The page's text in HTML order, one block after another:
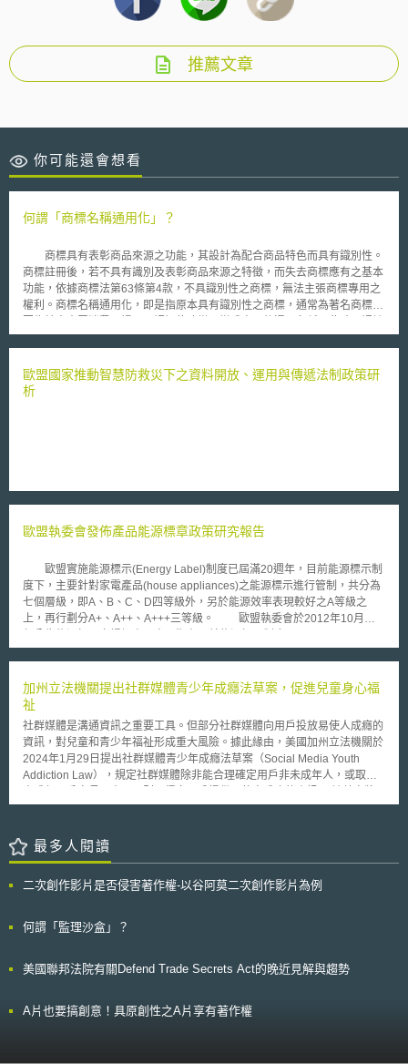
推薦文章
你可能還會想看
何謂「商標名稱通用化」？
商標具有表彰商品來源之功能，其設計為配合商品特色而具有識別性。
商標註冊後，若不具有識別及表彰商品來源之特徵，而失去商標應有之基本
功能，依據商標法第63條第4款，不具識別性之商標，無法主張商標專用之
權利。商標名稱通用化，即是指原本具有識別性之商標，通常為著名商標，
商標失去識別性，失去法律保護。 商標名稱通用化形成之原因不一，
有可能非商標權利人自己故意造成，特別是著名商標，容易流於通用化。例
如，「可樂（cola）」一詞由可口可樂（coca cola）公司率先註冊使用，
源，則表示該商標名稱已不具備商標功能，不受法律保護。
歐盟國家推動智慧防救災下之資料開放、運用與傳遞法制政策研
析
歐盟執委會發佈產品能源標章政策研究報告
歐盟實施能源標示(Energy Label)制度已屆滿20週年，目前能源標示制
度下，主要針對家電產品(house appliances)之能源標示進行管制，共分為
七個層級，即A、B、C、D四等級外，另於能源效率表現較好之A等級之
上，再行劃分A+、A++、A+++三等級。 歐盟執委會於2012年10月下
2010/30/EU)下，探究未來二種可導入的模式: 模式一，導入碳足跡(carbon
性(water eco-toxicity)等四種環境衡量指標；模式二，僅導入碳足跡(carbon
footprint)衡量指標。本研究旨在建立是否上述二種模式能鼓勵消費者採購更
佳環境友善的產品，其次，測試消費者對於不同節能績效產品之採購意願。
本研究報告分為三大面向，第一大面向，檢視當前能源相關標示制度與
資料，分析產品的碳足跡和環保標示。第二大面向，擇定三個市場，進行消
費者質化研究。第三大面向，擇定九個市場並六千名消費者，就消費者之行
為調查。 觀歐洲議會已於2012年底就若干產品之能源標示進行審議，
加州立法機關提出社群媒體青少年成癮法草案，促進兒童身心福
祉
社群媒體是溝通資訊之重要工具。但部分社群媒體向用戶投放易使人成癮的
資訊，對兒童和青少年福祉形成重大風險。據此緣由，美國加州立法機關於
2024年1月29日提出社群媒體青少年成癮法草案（Social Media Youth
Addiction Law），規定社群媒體除非能合理確定用戶非未成年人，或取得
網路或應用程式中，依用戶特徵或習慣，優先顯示的多片段資訊，定義為易
戶用以搜尋資訊的關鍵字不會被使用的設備記憶，且該資訊與用戶過去的社
群媒體使用行為無關。 (2) 是因用戶隱私設定、設備規格、未成年人限制而
是用戶間直接且非公開之通訊組成的資訊。 (5) 是同一資訊來源，且在音檔
資訊的社群媒體，不得在深夜至凌晨時段、上學至放學時段，以及開學期間
戶總數量、家長同意接收易成癮資訊的未成年用戶數量等資訊。該規定有利
的關心。
最多人閱讀
二次創作影片是否侵害著作權-以谷阿莫二次創作影片為例
何謂「監理沙盒」？
美國聯邦法院有關Defend Trade Secrets Act的晚近見解與趨勢
A片也要搞創意！具原創性之A片享有著作權